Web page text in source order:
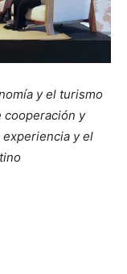
y el turismo
cooperación y
y el